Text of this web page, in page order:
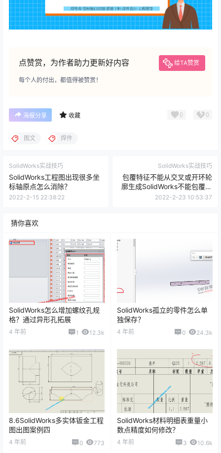
点赞赏，为作者助力更新好内容 给TA赞赏
每个人的付出，都值得被赞赏！
海报分享 收藏 0 0
图文 焊件
SolidWorks实战技巧
SolidWorks工程图出现很多坐
标轴原点怎么消除？
2022-2-15 22:38:22
SolidWorks实战技巧
包覆特征不能从交叉或开环轮
廓生成SolidWorks不能包覆文
字怎么办？
2022-2-23 10:53:37
猜你喜欢
SolidWorks怎么增加螺纹孔规
格？通过异形孔拓展
4 年前 1 12.3k
SolidWorks孤立的零件怎么单
独保存？
4 年前 0 24.3k
8.6SolidWorks多实体钣金工程
图出图案例四
4 年前 0 773
SolidWorks材料明细表重量小
数点精度如何修改？
4 年前 3 10.6k